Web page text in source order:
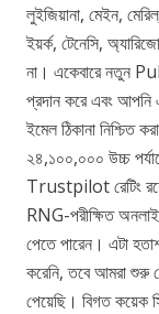
লুইজিয়ানা, মেইন,
ইয়র্ক, টেনেসি,
না। একেবারে নতুন
প্রদান করে এবং আপনি
ইমেল ঠিকানা নিশ্চিত
২৪,১০০,০০০ উচ্চ
Trustpilot রেটিং
RNG-পরীক্ষিত
পেতে পারেন। এটা
করেনি, তবে আমরা শুরু
পেয়েছি। বিগত কয়েক